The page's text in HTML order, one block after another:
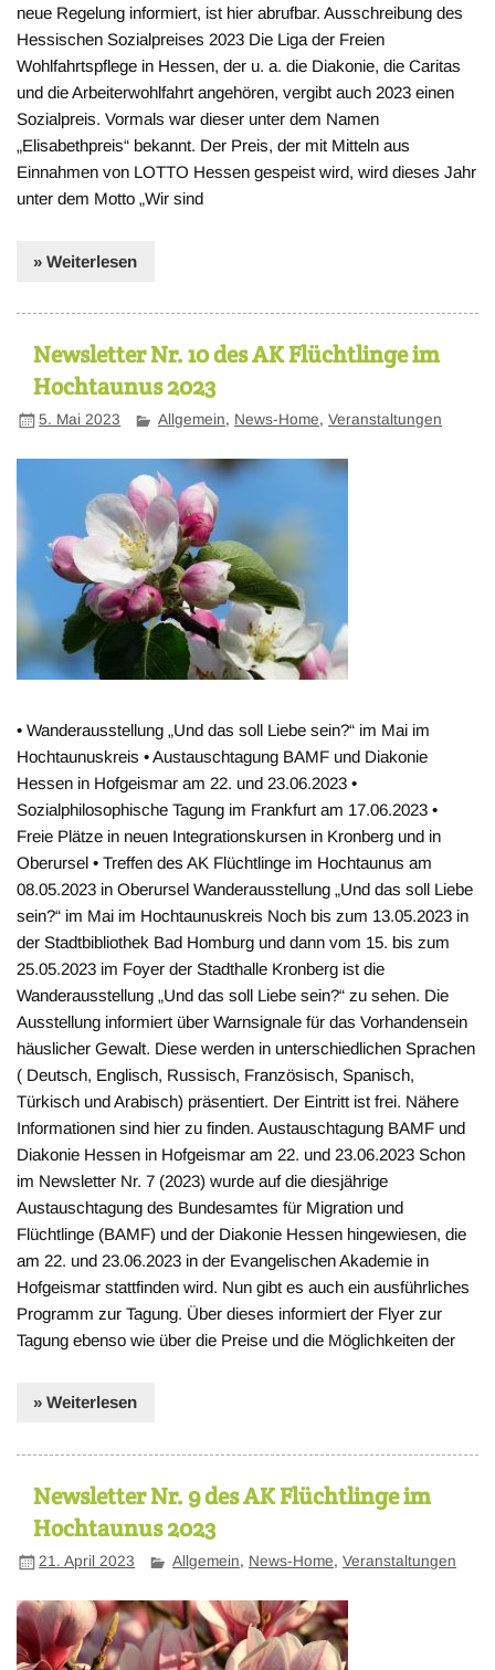
neue Regelung informiert, ist hier abrufbar. Ausschreibung des
Hessischen Sozialpreises 2023 Die Liga der Freien
Wohlfahrtspflege in Hessen, der u. a. die Diakonie, die Caritas
und die Arbeiterwohlfahrt angehören, vergibt auch 2023 einen
Sozialpreis. Vormals war dieser unter dem Namen
„Elisabethpreis“ bekannt. Der Preis, der mit Mitteln aus
Einnahmen von LOTTO Hessen gespeist wird, wird dieses Jahr
unter dem Motto „Wir sind
» Weiterlesen
Newsletter Nr. 10 des AK Flüchtlinge im
Hochtaunus 2023
5. Mai 2023 Allgemein, News-Home,Veranstaltungen
• Wanderausstellung „Und das soll Liebe sein?“ im Mai im
Hochtaunuskreis • Austauschtagung BAMF und Diakonie
Hessen in Hofgeismar am 22. und 23.06.2023 •
Sozialphilosophische Tagung im Frankfurt am 17.06.2023 •
Freie Plätze in neuen Integrationskursen in Kronberg und in
Oberursel • Treffen des AK Flüchtlinge im Hochtaunus am
08.05.2023 in Oberursel Wanderausstellung „Und das soll Liebe
sein?“ im Mai im Hochtaunuskreis Noch bis zum 13.05.2023 in
der Stadtbibliothek Bad Homburg und dann vom 15. bis zum
25.05.2023 im Foyer der Stadthalle Kronberg ist die
Wanderausstellung „Und das soll Liebe sein?“ zu sehen. Die
Ausstellung informiert über Warnsignale für das Vorhandensein
häuslicher Gewalt. Diese werden in unterschiedlichen Sprachen
( Deutsch, Englisch, Russisch, Französisch, Spanisch,
Türkisch und Arabisch) präsentiert. Der Eintritt ist frei. Nähere
Informationen sind hier zu finden. Austauschtagung BAMF und
Diakonie Hessen in Hofgeismar am 22. und 23.06.2023 Schon
im Newsletter Nr. 7 (2023) wurde auf die diesjährige
Austauschtagung des Bundesamtes für Migration und
Flüchtlinge (BAMF) und der Diakonie Hessen hingewiesen, die
am 22. und 23.06.2023 in der Evangelischen Akademie in
Hofgeismar stattfinden wird. Nun gibt es auch ein ausführliches
Programm zur Tagung. Über dieses informiert der Flyer zur
Tagung ebenso wie über die Preise und die Möglichkeiten der
» Weiterlesen
Newsletter Nr. 9 des AK Flüchtlinge im
Hochtaunus 2023
21. April 2023 Allgemein, News-Home,Veranstaltungen